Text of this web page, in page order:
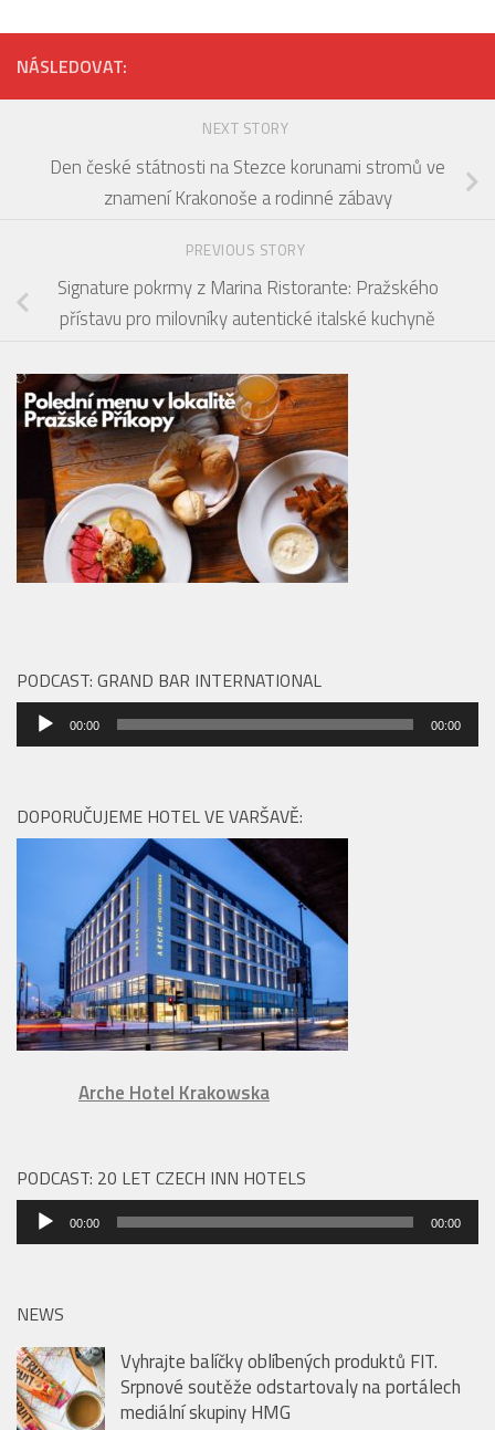
NÁSLEDOVAT:
NEXT STORY
Den české státnosti na Stezce korunami stromů ve
znamení Krakonoše a rodinné zábavy
PREVIOUS STORY
Signature pokrmy z Marina Ristorante: Pražského
přístavu pro milovníky autentické italské kuchyně
PODCAST: GRAND BAR INTERNATIONAL
Audio
přehrávač
00:00 00:00
DOPORUČUJEME HOTEL VE VARŠAVĚ:
Arche Hotel Krakowska
PODCAST: 20 LET CZECH INN HOTELS
Audio
přehrávač
00:00 00:00
NEWS
Vyhrajte balíčky oblíbených produktů FIT.
Srpnové soutěže odstartovaly na portálech
mediální skupiny HMG